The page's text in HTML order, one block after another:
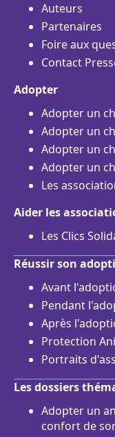
Auteurs
Partenaires
Foire aux
Contact
Adopter
Adopter un
Adopter un
Adopter un
Adopter un
Les
Aider les
Les Clics
Réussir son
Avant
Pendant
Après
Protection
Portraits
Les dossiers
Adopter un
confort de